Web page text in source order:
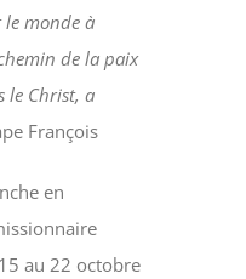
monde à
de la paix
le Christ, a
François
en
au 22 octobre